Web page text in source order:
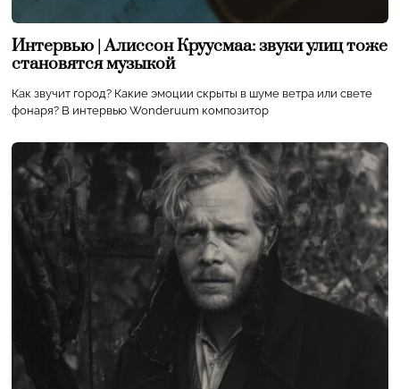
Интервью | Алиссон Круусмаа: звуки улиц тоже
становятся музыкой
Как звучит город? Какие эмоции скрыты в шуме ветра или свете
фонаря? В интервью Wonderuum композитор